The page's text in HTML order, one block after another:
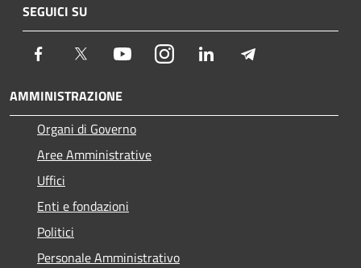
SEGUICI SU
Facebook Twitter YoutubeInstagram LinkedIn
AMMINISTRAZIONE
Organi di Governo
Aree Amministrative
Uffici
Enti e fondazioni
Politici
Personale Amministrativo